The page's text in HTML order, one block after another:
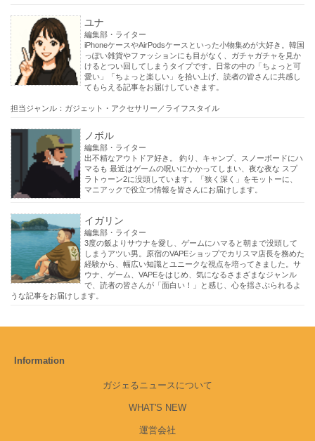
ユナ
編集部・ライター
iPhoneケースやAirPodsケースといった小物集めが大好き。韓国
っぽい雑貨やファッションにも目がなく、ガチャガチャを見か
けるとつい回してしまうタイプです。日常の中の「ちょっと可
愛い」「ちょっと楽しい」を拾い上げ、読者の皆さんに共感し
てもらえる記事をお届けしていきます。
担当ジャンル：ガジェット・アクセサリー／ライフスタイル
ノボル
編集部・ライター
出不精なアウトドア好き。 釣り、キャンプ、スノーボードにハ
マるも 最近はゲームの呪いにかかってしまい、夜な夜な スプ
ラトゥーン2に没頭しています。「狭く深く」をモットーに、
マニアックで役立つ情報を皆さんにお届けします。
イガリン
編集部・ライター
3度の飯よりサウナを愛し、ゲームにハマると朝まで没頭して
しまうアツい男。原宿のVAPEショップでカリスマ店長を務めた
経験から、幅広い知識とユニークな視点を培ってきました。サ
ウナ、ゲーム、VAPEをはじめ、気になるさまざまなジャンル
で、読者の皆さんが「面白い！」と感じ、心を揺さぶられるよ
うな記事をお届けします。
Information
ガジェるニュースについて
WHAT'S NEW
運営会社